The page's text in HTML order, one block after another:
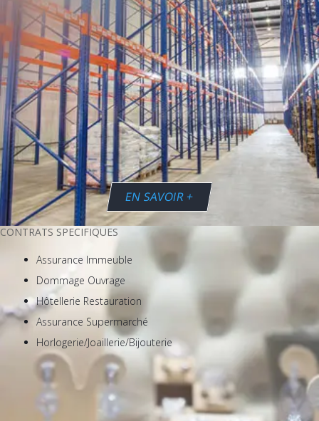
EN SAVOIR +
CONTRATS SPECIFIQUES
Assurance Immeuble
Dommage Ouvrage
Hôtellerie Restauration
Assurance Supermarché
Horlogerie/Joaillerie/Bijouterie